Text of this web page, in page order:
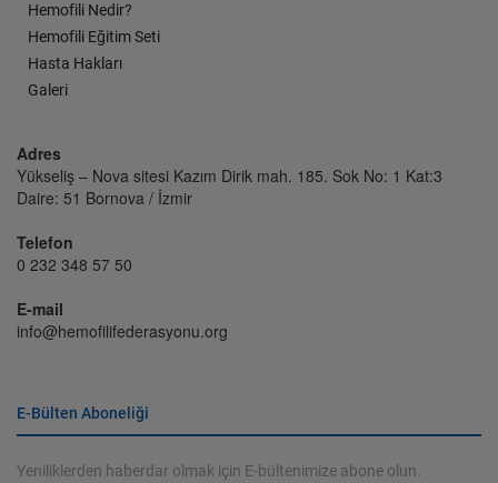
Hemofili Nedir?
Hemofili Eğitim Seti
Hasta Hakları
Galeri
Adres
Yükseliş – Nova sitesi Kazım Dirik mah. 185. Sok No: 1 Kat:3
Daire: 51 Bornova / İzmir
Telefon
0 232 348 57 50
E-mail
info@hemofilifederasyonu.org
E-Bülten Aboneliği
Yeniliklerden haberdar olmak için E-bültenimize abone olun.